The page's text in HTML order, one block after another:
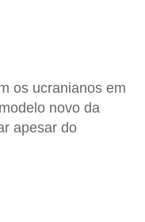
os ucranianos em
novo da
apesar do